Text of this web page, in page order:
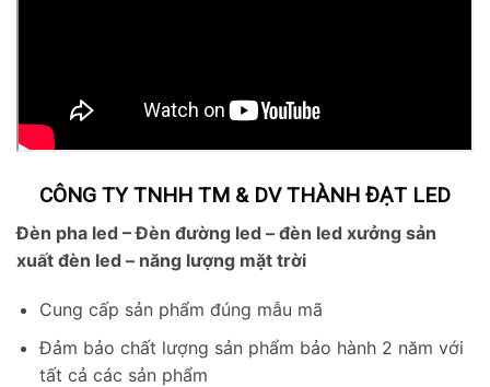
CÔNG TY TNHH TM & DV THÀNH ĐẠT LED
Đèn pha led – Đèn đường led – đèn led xưởng sản
xuất đèn led – năng lượng mặt trời
Cung cấp sản phẩm đúng mẫu mã
Đảm bảo chất lượng sản phẩm bảo hành 2 năm với
tất cả các sản phẩm